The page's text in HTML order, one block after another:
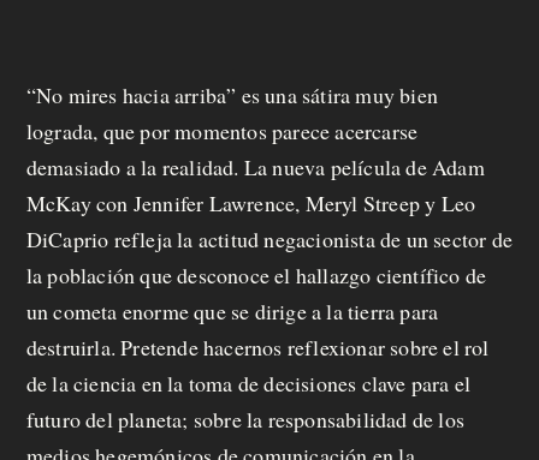
s
M
a
n
d
á
t
“No mires hacia arriba” es una sátira muy bien
lograda, que por momentos parece acercarse
demasiado a la realidad. La nueva película de Adam
McKay con Jennifer Lawrence, Meryl Streep y Leo
DiCaprio refleja la actitud negacionista de un sector de
la población que desconoce el hallazgo científico de
un cometa enorme que se dirige a la tierra para
destruirla. Pretende hacernos reflexionar sobre el rol
de la ciencia en la toma de decisiones clave para el
futuro del planeta; sobre la responsabilidad de los